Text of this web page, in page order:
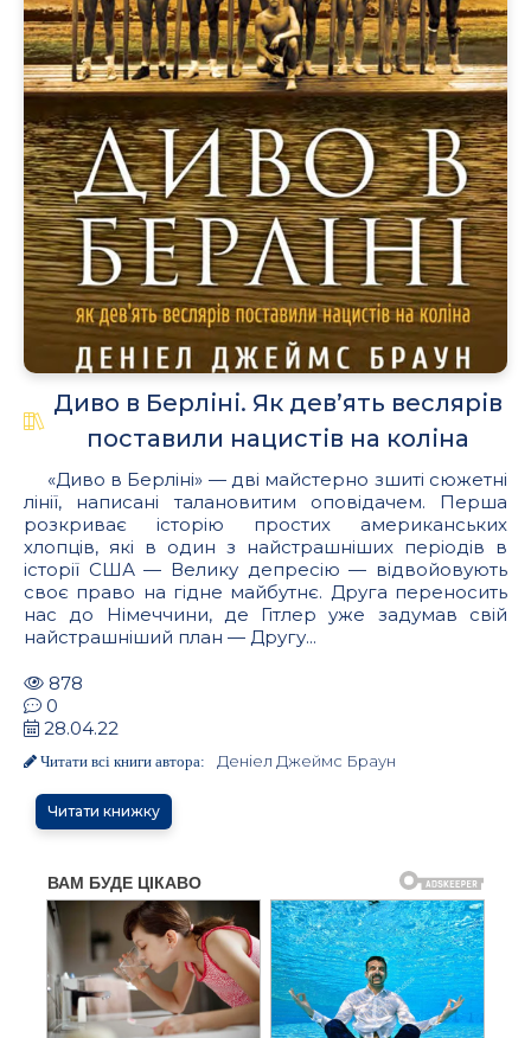
Диво в Берліні. Як дев’ять веслярів
поставили нацистів на коліна
«Диво в Берліні» — дві майстерно зшиті сюжетні
лінії, написані талановитим оповідачем. Перша
розкриває історію простих американських
хлопців, які в один з найстрашніших періодів в
історії США — Велику депресію — відвойовують
своє право на гідне майбутнє. Друга переносить
нас до Німеччини, де Гітлер уже задумав свій
найстрашніший план — Другу...
878
0
28.04.22
Читати всі книги автора: Деніел Джеймс Браун
Читати книжку